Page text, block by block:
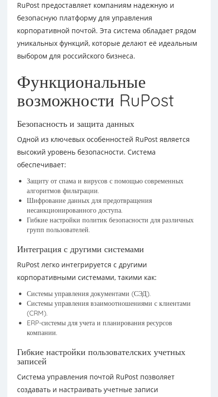
RuPost предоставляет компаниям надежную и
безопасную платформу для управления
корпоративной почтой. Эта система обладает рядом
уникальных функций, которые делают её идеальным
выбором для российского бизнеса.
Функциональные
возможности RuPost
Безопасность и защита данных
Одной из ключевых особенностей RuPost является
высокий уровень безопасности. Система
обеспечивает:
Защиту от спама и вирусов с помощью современных
алгоритмов фильтрации.
Шифрование данных для предотвращения
несанкционированного доступа.
Гибкие настройки политик безопасности для различных
групп пользователей.
Интеграция с другими системами
RuPost легко интегрируется с другими
корпоративными системами, такими как:
Системы управления документами (СЭД).
Системы управления взаимоотношениями с клиентами
(CRM).
ERP-системы для учета и планирования ресурсов
компании.
Гибкие настройки пользователских учетных
записей
Система управления почтой RuPost позволяет
создавать и настраивать учетные записи